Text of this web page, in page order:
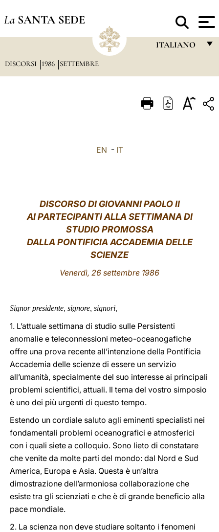
La SANTA SEDE
ITALIANO
ITALIANO
中文
DISCORSI 1986 SETTEMBRE
EN - IT
DISCORSO DI GIOVANNI PAOLO II
AI PARTECIPANTI ALLA SETTIMANA DI
STUDIO PROMOSSA
DALLA PONTIFICIA ACCADEMIA DELLE
SCIENZE
Venerdì, 26 settembre 1986
Signor presidente, signore, signori,
1. L’attuale settimana di studio sulle Persistenti
anomalie e teleconnessioni meteo-oceanogafiche
offre una prova recente all’intenzione della Pontificia
Accademia delle scienze di essere un servizio
all’umanità, specialmente del suo interesse ai principali
problemi scientifici, attuali. Il tema del vostro simposio
è uno dei più urgenti di questo tempo.
Estendo un cordiale saluto agli eminenti specialisti nei
fondamentali problemi oceanografici e atmosferici
con i quali siete a colloquio. Sono lieto di constatare
che venite da molte parti del mondo: dal Nord e Sud
America, Europa e Asia. Questa è un’altra
dimostrazione dell’armoniosa collaborazione che
esiste tra gli scienziati e che è di grande beneficio alla
pace mondiale.
2. La scienza non deve studiare soltanto i fenomeni